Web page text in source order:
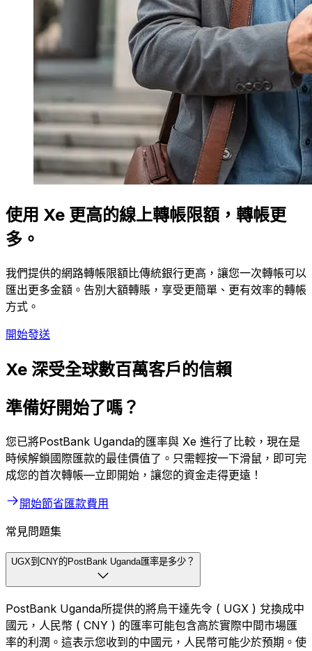
使用 Xe 更高的線上轉帳限額，轉帳更
多。
我們提供的網路轉帳限額比傳統銀行更高，讓您一次轉帳可以
匯出更多金額。告別大額轉賬，享受更簡單、更有效率的轉帳
方式。
開始發送
Xe 深受全球數百萬客戶的信賴
準備好開始了嗎？
您已將PostBank Uganda的匯率與 Xe 進行了比較，現在是
時候解鎖國際匯款的最佳價值了。只需輕按一下滑鼠，即可完
成您的首次轉帳—立即開始，讓您的資金走得更遠！
開始節省匯款費用
常見問題集
UGX到CNY的PostBank Uganda匯率是多少？
PostBank Uganda所提供的將烏干達先令 ( UGX ) 兌換成中
國元，人民幣 ( CNY ) 的匯率可能包含高於實際中間市場匯
率的利潤。這表示您收到的中國元，人民幣可能少於預期。使